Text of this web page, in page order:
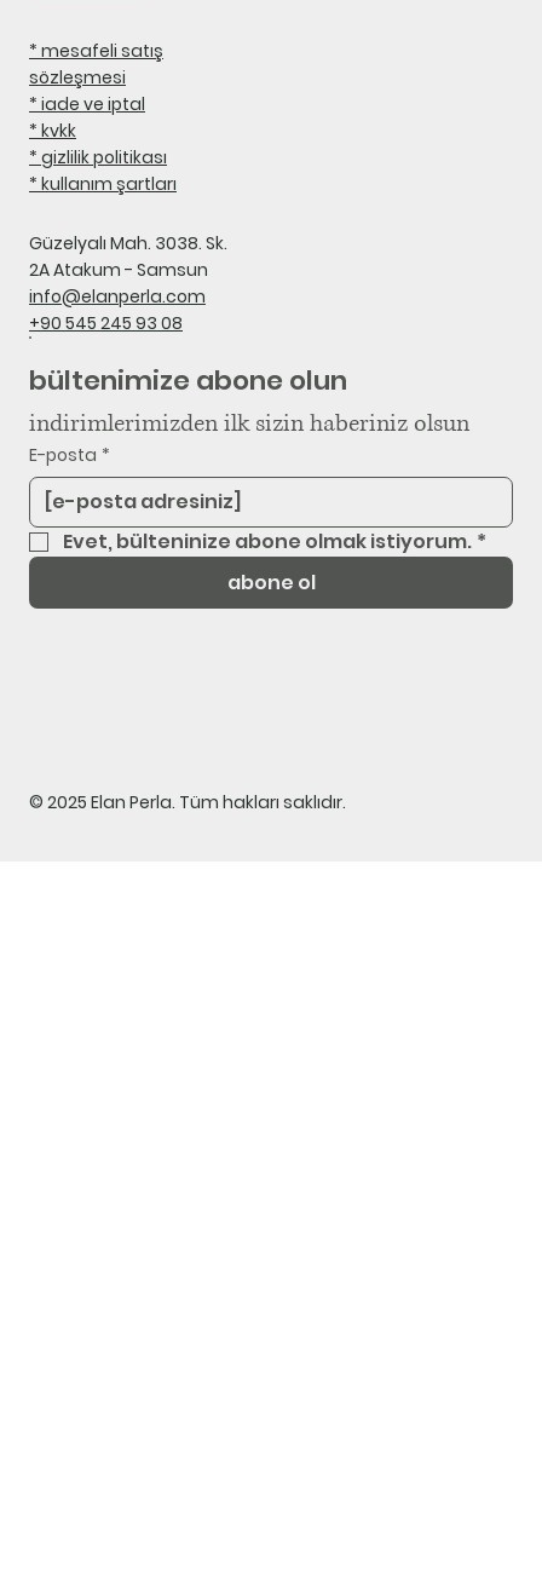
* mesafeli satış
sözleşmesi
* iade ve iptal
* kvkk
* gizlilik politikası
* kullanım şartları
Güzelyalı Mah. 3038. Sk.
2A Atakum - Samsun
info@elanperla.com
+90 545 245 93 08
bültenimize abone olun
indirimlerimizden ilk sizin haberiniz olsun
E-posta *
Evet, bülteninize abone olmak istiyorum. *
abone ol
© 2025 Elan Perla. Tüm hakları saklıdır.